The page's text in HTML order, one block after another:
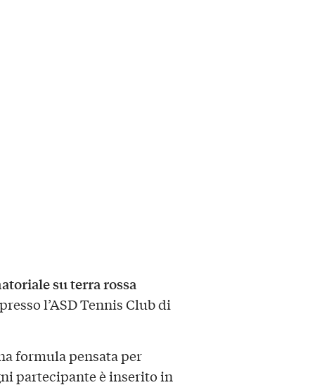
su terra rossa
l’ASD Tennis Club di
formula pensata per
partecipante è inserito in